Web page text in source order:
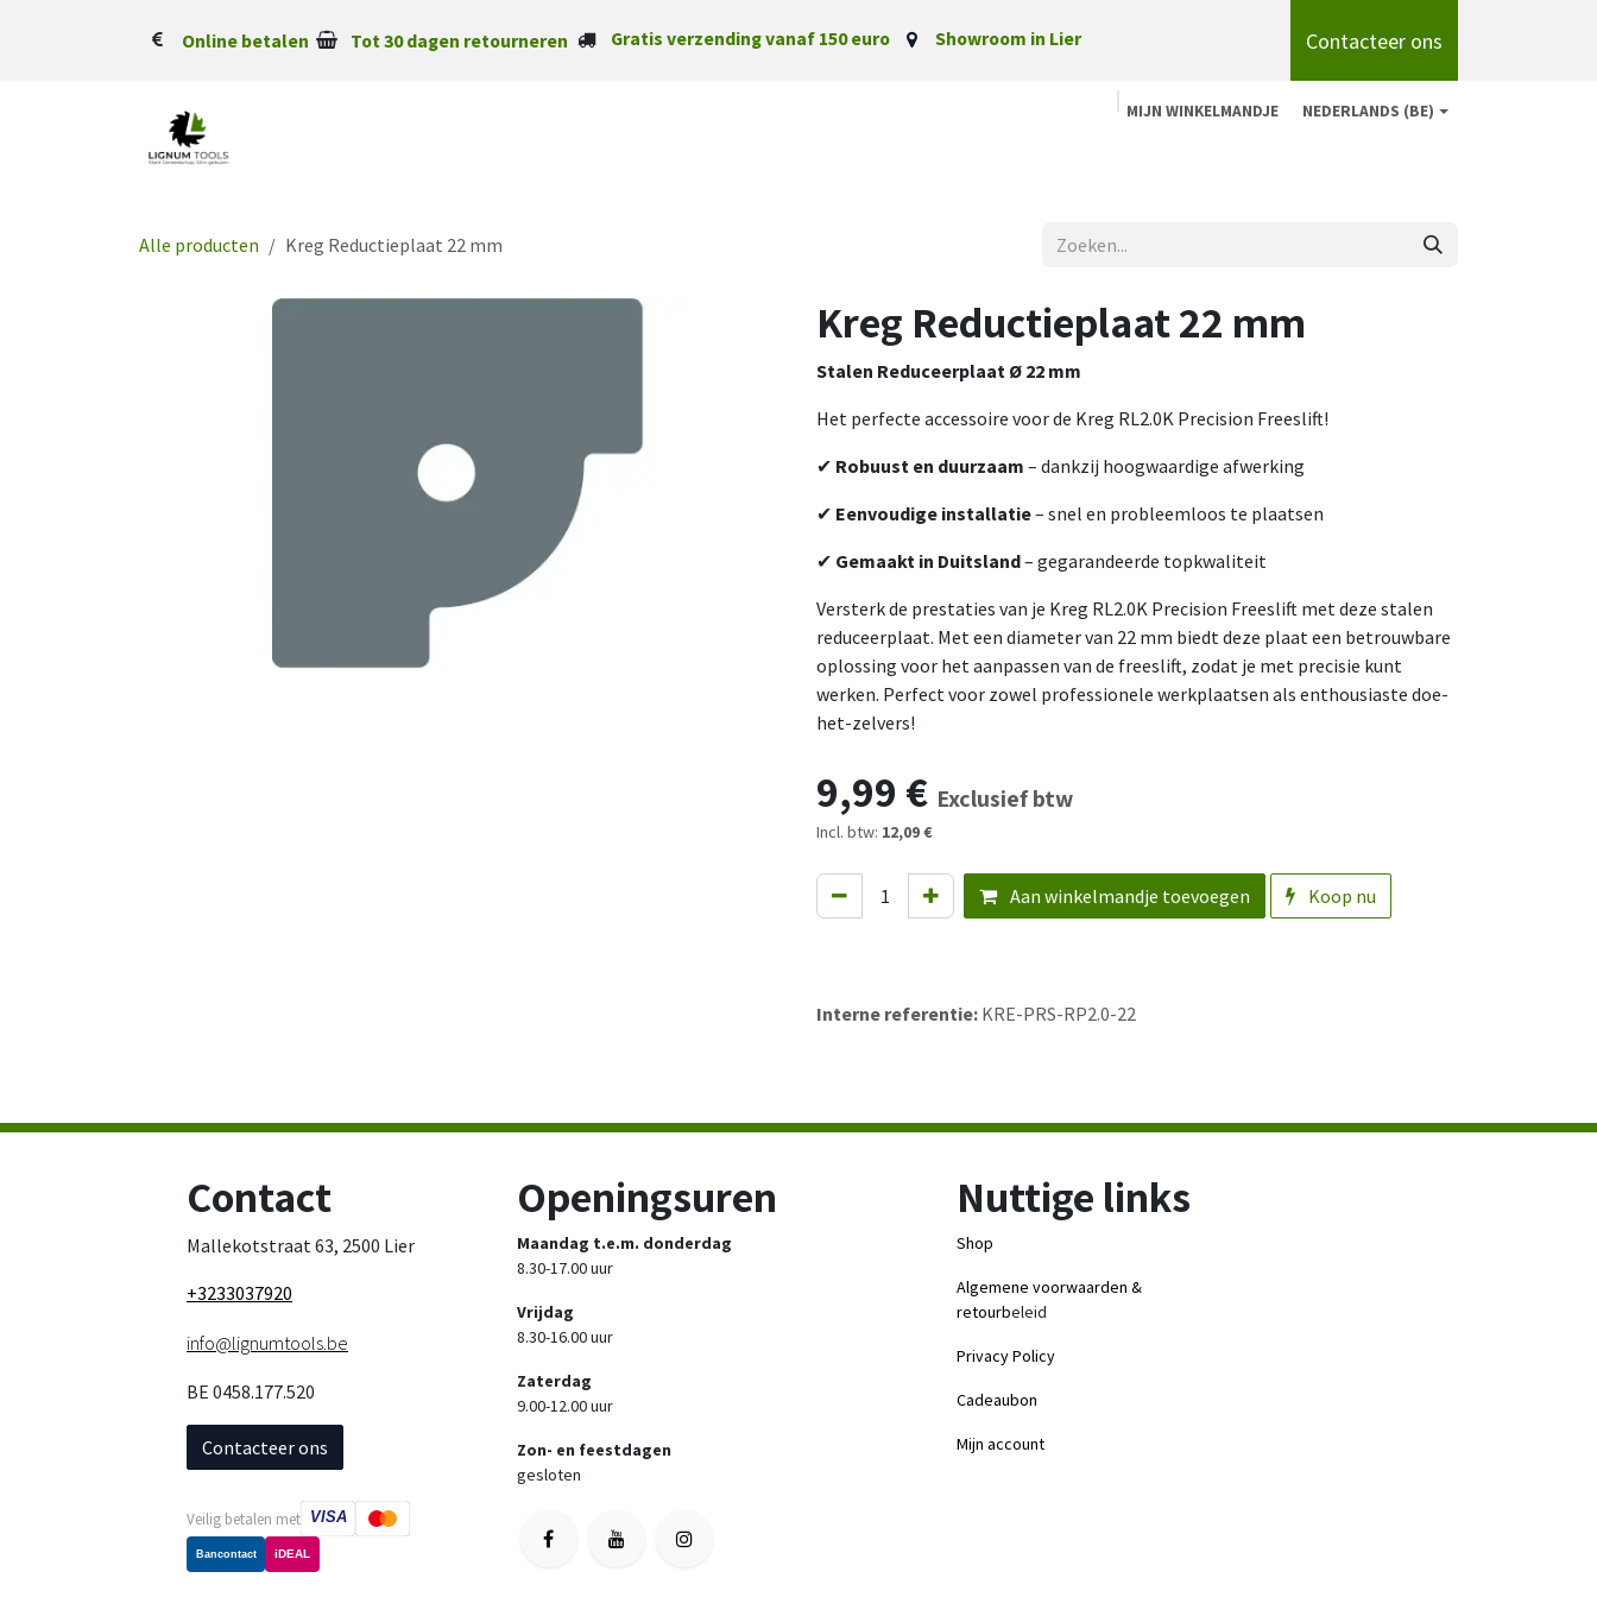
Online betalen Tot 30 dagen retourneren Gratis verzending vanaf 150 euro Showroom in Lier Contacteer ons
MIJN WINKELMANDJE NEDERLANDS (BE)
Alle producten Kreg Reductieplaat 22 mm
Kreg Reductieplaat 22 mm
Stalen Reduceerplaat Ø 22 mm
Het perfecte accessoire voor de Kreg RL2.0K Precision Freeslift!
✔ Robuust en duurzaam – dankzij hoogwaardige afwerking
✔ Eenvoudige installatie– snel en probleemloos te plaatsen
✔ Gemaakt in Duitsland– gegarandeerde topkwaliteit
Versterk de prestaties van je Kreg RL2.0K Precision Freeslift met deze stalen
reduceerplaat. Met een diameter van 22 mm biedt deze plaat een betrouwbare
oplossing voor het aanpassen van de freeslift, zodat je met precisie kunt
werken. Perfect voor zowel professionele werkplaatsen als enthousiaste doe-
het-zelvers!
9,99 € Exclusief btw
Incl. btw: 12,09 €
Aan winkelmandje toevoegen Koop nu
Interne referentie: KRE-PRS-RP2.0-22
Contact
Mallekotstraat 63, 2500 Lier
+3233037920
info@lignumtools.be
BE 0458.177.520
Contacteer ons
Veilig betalen met VISA
Bancontact iDEAL
Openingsuren
Maandag t.e.m. donderdag
8.30-17.00 uur
Vrijdag
8.30-16.00 uur
Zaterdag
9.00-12.00 uur
Zon- en feestdagen
gesloten
Nuttige links
Shop
Algemene voorwaarden &
retourbeleid
Privacy Policy
Cadeaubon
Mijn account